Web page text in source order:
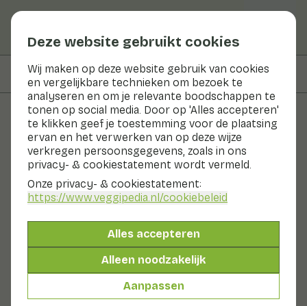
Deze website gebruikt cookies
Wij maken op deze website gebruik van cookies
en vergelijkbare technieken om bezoek te
analyseren en om je relevante boodschappen te
tonen op social media. Door op 'Alles accepteren'
te klikken geef je toestemming voor de plaatsing
ervan en het verwerken van op deze wijze
verkregen persoonsgegevens, zoals in ons
privacy- & cookiestatement wordt vermeld.
Onze privacy- & cookiestatement:
https://www.veggipedia.nl/cookiebeleid
Alles accepteren
Alleen noodzakelijk
Aanpassen
Op deze pagina Ingrediënten
Recepten
Bloemkoolschotel
Hoofdgerecht 2 pers 30 - 60 min
Met seizoensproducten
200gr groenten p.p.